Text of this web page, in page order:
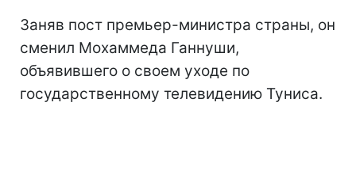
Заняв пост премьер-министра страны, он
сменил Мохаммеда Ганнуши,
объявившего о своем уходе по
государственному телевидению Туниса.